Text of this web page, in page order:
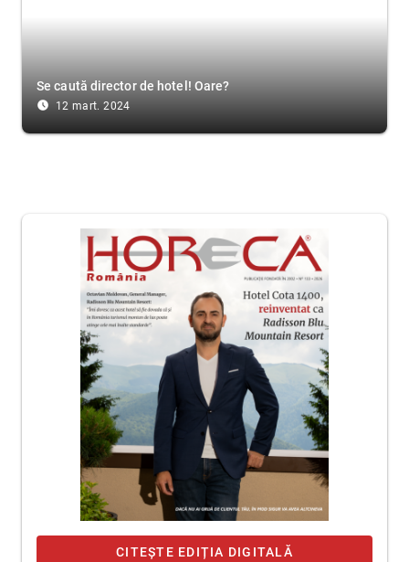
Se caută director de hotel! Oare?
access_time_filled 12 mart. 2024
CITEȘTE EDIȚIA DIGITALĂ